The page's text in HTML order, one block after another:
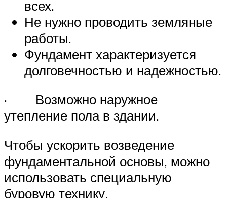
всех.
Не нужно проводить земляные
работы.
Фундамент характеризуется
долговечностью и надежностью.
· Возможно наружное
утепление пола в здании.
Чтобы ускорить возведение
фундаментальной основы, можно
использовать специальную
буровую технику.